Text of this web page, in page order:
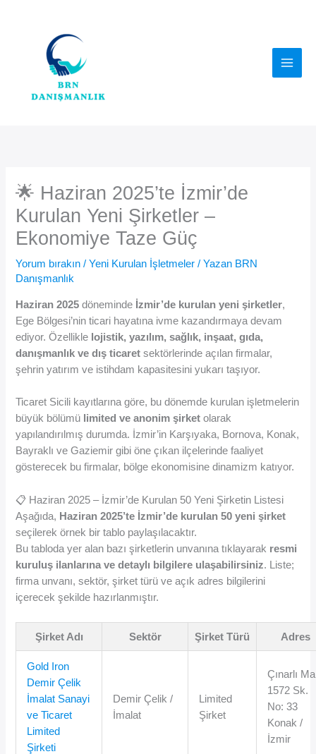
🌟 Haziran 2025’te İzmir’de
Kurulan Yeni Şirketler –
Ekonomiye Taze Güç
Yorum bırakın /Yeni Kurulan İşletmeler / Yazan BRN
Danışmanlık
Haziran 2025 döneminde İzmir’de kurulan yeni şirketler,
Ege Bölgesi’nin ticari hayatına ivme kazandırmaya devam
ediyor. Özellikle lojistik, yazılım, sağlık, inşaat, gıda,
danışmanlık ve dış ticaret sektörlerinde açılan firmalar,
şehrin yatırım ve istihdam kapasitesini yukarı taşıyor.
Ticaret Sicili kayıtlarına göre, bu dönemde kurulan işletmelerin
büyük bölümü limited ve anonim şirket olarak
yapılandırılmış durumda. İzmir’in Karşıyaka, Bornova, Konak,
Bayraklı ve Gaziemir gibi öne çıkan ilçelerinde faaliyet
gösterecek bu firmalar, bölge ekonomisine dinamizm katıyor.
📋 Haziran 2025 – İzmir’de Kurulan 50 Yeni Şirketin Listesi
Aşağıda, Haziran 2025’te İzmir’de kurulan 50 yeni şirket
seçilerek örnek bir tablo paylaşılacaktır.
Bu tabloda yer alan bazı şirketlerin unvanına tıklayarak resmi
kuruluş ilanlarına ve detaylı bilgilere ulaşabilirsiniz. Liste;
firma unvanı, sektör, şirket türü ve açık adres bilgilerini
içerecek şekilde hazırlanmıştır.
Şirket Adı Sektör Şirket Türü Adres
Gold Iron
Demir Çelik
İmalat Sanayi
ve Ticaret
Limited
Şirketi
Demir Çelik /
İmalat
Limited
Şirket
Çınarlı
1572 Sk.
No: 33
Konak /
İzmir